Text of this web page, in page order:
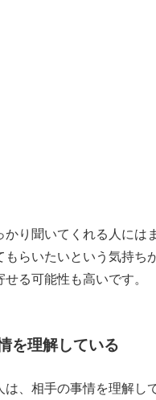
かり聞いてくれる人には
もらいたいという気持ち
る可能性も高いです。
を理解している
は、相手の事情を理解し